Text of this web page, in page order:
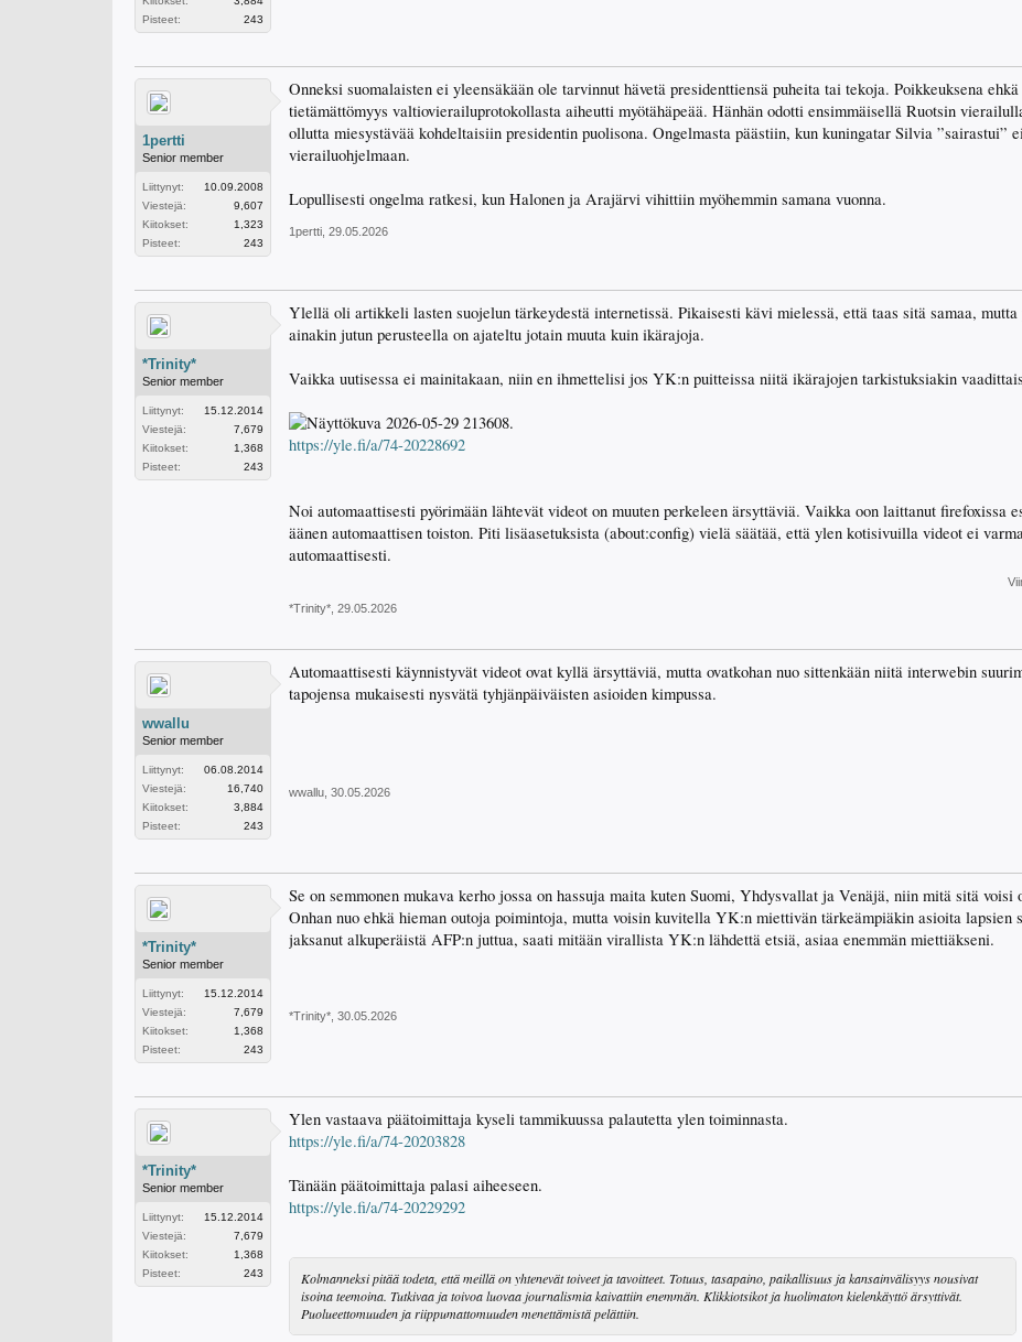
Pisteet:
243
1pertti
Senior member
Liittynyt:
10.09.2008
Viestejä:
9,607
Kiitokset:
1,323
Pisteet:
243
Onneksi suomalaisten ei yleensäkään ole tarvinnut hävetä presidenttiensä puheita tai tekoja. Poikkeuksena
tietämättömyys valtiovierailuprotokollasta aiheutti myötähäpeää. Hänhän odotti ensimmäisellä Ruotsin
ollutta miesystävää kohdeltaisiin presidentin puolisona. Ongelmasta päästiin, kun kuningatar Silvia ”sairastui”
vierailuohjelmaan.
Lopullisesti ongelma ratkesi, kun Halonen ja Arajärvi vihittiin myöhemmin samana vuonna.
1pertti 29.05.2026
*Trinity*
Senior member
Liittynyt:
15.12.2014
Viestejä:
7,679
Kiitokset:
1,368
Pisteet:
243
Ylellä oli artikkeli lasten suojelun tärkeydestä internetissä. Pikaisesti kävi mielessä, että taas sitä samaa,
ainakin jutun perusteella on ajateltu jotain muuta kuin ikärajoja.
Vaikka uutisessa ei mainitakaan, niin en ihmettelisi jos YK:n puitteissa niitä ikärajojen tarkistuksiakin
https://yle.fi/a/74-20228692
Noi automaattisesti pyörimään lähtevät videot on muuten perkeleen ärsyttäviä. Vaikka oon laittanut firefoxissa
äänen automaattisen toiston. Piti lisäasetuksista (about:config) vielä säätää, että ylen kotisivuilla videot ei
automaattisesti.
*Trinity* 29.05.2026
wwallu
Senior member
Liittynyt:
06.08.2014
Viestejä:
16,740
Kiitokset:
3,884
Pisteet:
243
Automaattisesti käynnistyvät videot ovat kyllä ärsyttäviä, mutta ovatkohan nuo sittenkään niitä interwebin
tapojensa mukaisesti nysvätä tyhjänpäiväisten asioiden kimpussa.
wwallu 30.05.2026
*Trinity*
Senior member
Liittynyt:
15.12.2014
Viestejä:
7,679
Kiitokset:
1,368
Pisteet:
243
Se on semmonen mukava kerho jossa on hassuja maita kuten Suomi, Yhdysvallat ja Venäjä, niin mitä sitä voisi
Onhan nuo ehkä hieman outoja poimintoja, mutta voisin kuvitella YK:n miettivän tärkeämpiäkin asioita lapsien
jaksanut alkuperäistä AFP:n juttua, saati mitään virallista YK:n lähdettä etsiä, asiaa enemmän miettiäkseni.
*Trinity* 30.05.2026
*Trinity*
Senior member
Liittynyt:
15.12.2014
Viestejä:
7,679
Kiitokset:
1,368
Pisteet:
243
Ylen vastaava päätoimittaja kyseli tammikuussa palautetta ylen toiminnasta.
https://yle.fi/a/74-20203828
Tänään päätoimittaja palasi aiheeseen.
https://yle.fi/a/74-20229292
Kolmanneksi pitää todeta, että meillä on yhtenevät toiveet ja tavoitteet. Totuus, tasapaino, paikallisuus ja kansainvälisyys nousivat
isoina teemoina. Tutkivaa ja toivoa luovaa journalismia kaivattiin enemmän. Klikkiotsikot ja huolimaton kielenkäyttö ärsyttivät.
Puolueettomuuden ja riippumattomuuden menettämistä pelättiin.